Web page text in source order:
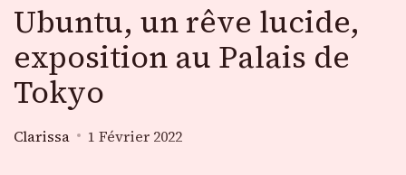
Ubuntu, un rêve lucide,
exposition au Palais de
Tokyo
Clarissa 1 Février 2022